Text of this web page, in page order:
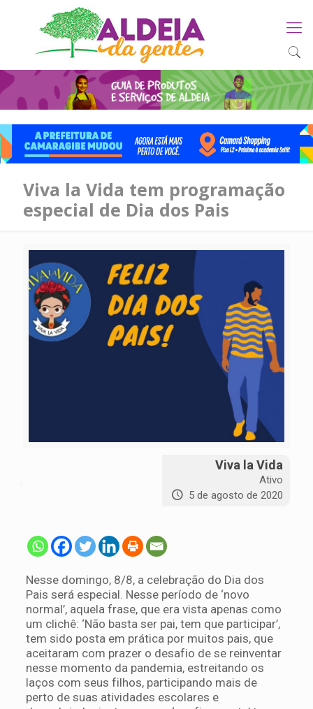
Viva la Vida tem programação
especial de Dia dos Pais
Viva la Vida
Ativo
5 de agosto de 2020
Nesse domingo, 8/8, a celebração do Dia dos
Pais será especial. Nesse período de ‘novo
normal’, aquela frase, que era vista apenas como
um clichê: ‘Não basta ser pai, tem que participar’,
tem sido posta em prática por muitos pais, que
aceitaram com prazer o desafio de se reinventar
nesse momento da pandemia, estreitando os
laços com seus filhos, participando mais de
perto de suas atividades escolares e